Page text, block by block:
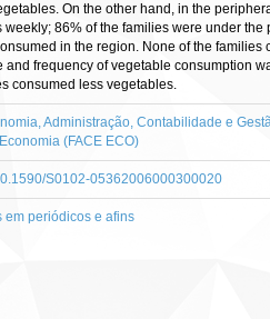
On the other hand, in the
weekly; 86% of the families were under
in the region. None of the families
and frequency of vegetable consumption
consumed less vegetables.
Administração, Contabilidade e
(FACE ECO)
S0102-05362006000300020
em periódicos e afins